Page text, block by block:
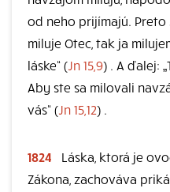
od neho prijímajú. Preto
miluje Otec, tak ja
láske“ (Jn 15,9) . A ďalej:
Aby ste sa milovali
vás“ (Jn 15,12) .
1824 Láska, ktorá je
Zákona, zachováva